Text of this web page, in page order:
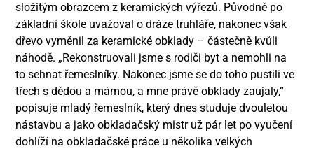
složitým obrazcem z keramických výřezů. Původně po
základní škole uvažoval o dráze truhláře, nakonec však
dřevo vyměnil za keramické obklady – částečně kvůli
náhodě. „Rekonstruovali jsme s rodiči byt a nemohli na
to sehnat řemeslníky. Nakonec jsme se do toho pustili ve
třech s dědou a mámou, a mne právě obklady zaujaly,“
popisuje mladý řemeslník, který dnes studuje dvouletou
nástavbu a jako obkladačský mistr už pár let po vyučení
dohlíží na obkladačské práce u několika velkých